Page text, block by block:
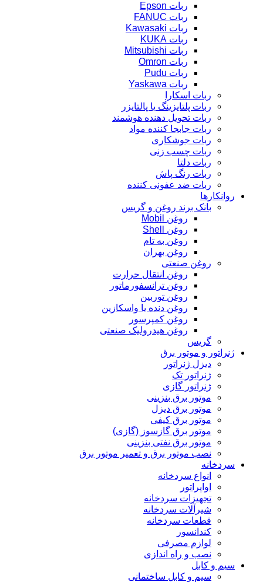
ربات Epson
ربات FANUC
ربات Kawasaki
ربات KUKA
ربات Mitsubishi
ربات Omron
ربات Pudu
ربات Yaskawa
ربات اسکارا
ربات پلتایزینگ یا پالتایزر
ربات تحویل دهنده هوشمند
ربات جابجا کننده مواد
ربات جوشکاری
ربات چسب زنی
ربات دلتا
ربات رنگ پاش
ربات ضد عفونی کننده
روانکارها
بانک برند روغن و گریس
روغن Mobil
روغن Shell
روغن به تام
روغن بهران
روغن صنعتی
روغن انتقال حرارت
روغن ترانسفورماتور
روغن توربین
روغن دنده یا واسکازین
روغن کمپرسور
روغن هیدرولیک صنعتی
گریس
ژنراتور و موتور برق
دیزل ژنراتور
ژنراتور تک
ژنراتور گازی
موتور برق بنزینی
موتور برق دیزل
موتور برق کیفی
موتور برق گازسوز (گازی)
موتور برق نفتی بنزینی
نصب موتور برق و تعمیر موتور برق
سردخانه
انواع سردخانه
اواپراتور
تجهیزات سردخانه
شیرآلات سردخانه
قطعات سردخانه
کندانسور
لوازم مصرفی
نصب و راه اندازی
سیم و کابل
سیم و کابل ساختمانی